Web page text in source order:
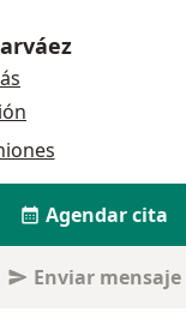
Agendar cita
Enviar mensaje